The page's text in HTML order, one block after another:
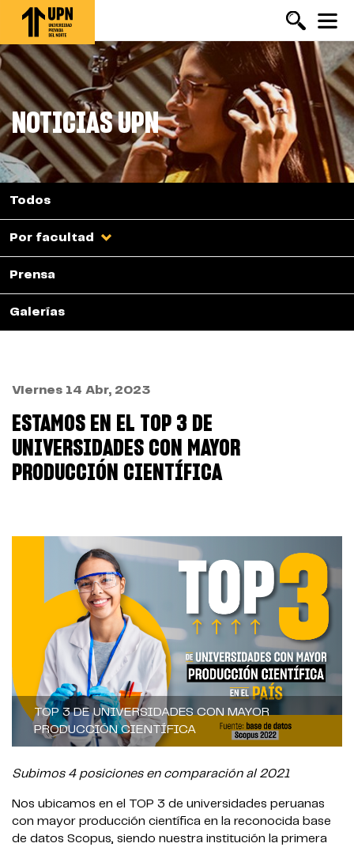
Pasar
contenido
principal
NOTICIAS UPN
Todos
Por facultad
Prensa
Galerías
Viernes 14 Abr, 2023
ESTAMOS EN EL TOP 3 DE
UNIVERSIDADES CON MAYOR
PRODUCCIÓN CIENTÍFICA
TOP 3 DE UNIVERSIDADES CON MAYOR
PRODUCCIÓN CIENTÍFICA
Subimos 4 posiciones en comparación al 2021
Nos ubicamos en el TOP 3 de universidades peruanas
con mayor producción científica en la reconocida base
de datos Scopus, siendo nuestra institución la primera